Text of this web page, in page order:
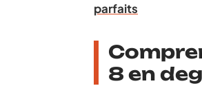
parfaits
8 en